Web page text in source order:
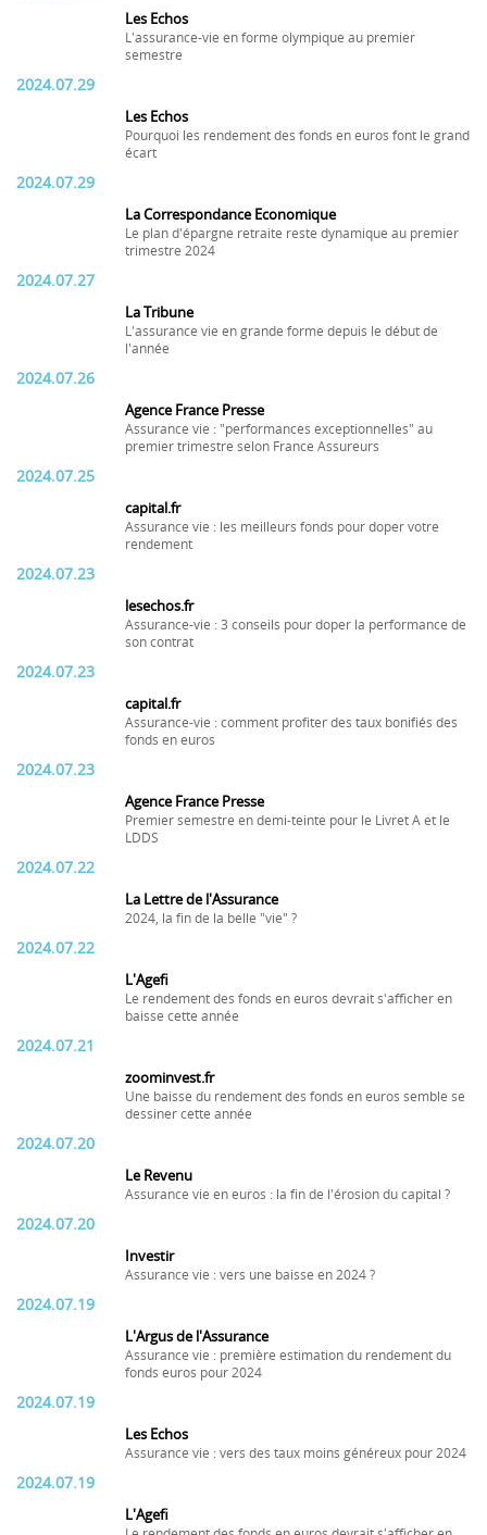
Les Echos
L'assurance-vie en forme olympique au premier
semestre
2024.07.29
Les Echos
Pourquoi les rendement des fonds en euros font le grand
écart
2024.07.29
La Correspondance Economique
Le plan d'épargne retraite reste dynamique au premier
trimestre 2024
2024.07.27
La Tribune
L'assurance vie en grande forme depuis le début de
l'année
2024.07.26
Agence France Presse
Assurance vie : "performances exceptionnelles" au
premier trimestre selon France Assureurs
2024.07.25
capital.fr
Assurance vie : les meilleurs fonds pour doper votre
rendement
2024.07.23
lesechos.fr
Assurance-vie : 3 conseils pour doper la performance de
son contrat
2024.07.23
capital.fr
Assurance-vie : comment profiter des taux bonifiés des
fonds en euros
2024.07.23
Agence France Presse
Premier semestre en demi-teinte pour le Livret A et le
LDDS
2024.07.22
La Lettre de l'Assurance
2024, la fin de la belle "vie" ?
2024.07.22
L'Agefi
Le rendement des fonds en euros devrait s'afficher en
baisse cette année
2024.07.21
zoominvest.fr
Une baisse du rendement des fonds en euros semble se
dessiner cette année
2024.07.20
Le Revenu
Assurance vie en euros : la fin de l'érosion du capital ?
2024.07.20
Investir
Assurance vie : vers une baisse en 2024 ?
2024.07.19
L'Argus de l'Assurance
Assurance vie : première estimation du rendement du
fonds euros pour 2024
2024.07.19
Les Echos
Assurance vie : vers des taux moins généreux pour 2024
2024.07.19
L'Agefi